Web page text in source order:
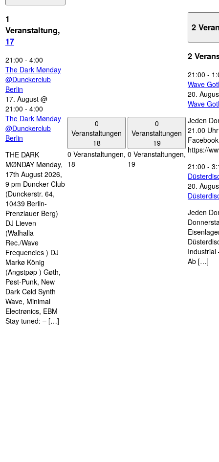
1
Veranstaltung,
17
21:00 - 4:00
The Dark Mønday
@Dunckerclub
Berlin
17. August @
21:00 - 4:00
The Dark Mønday
@Dunckerclub
Berlin
THE DARK
MØNDAY Mønday,
17th August 2026,
9 pm Duncker Club
(Dunckerstr. 64,
10439 Berlin-
Prenzlauer Berg)
DJ Lieven
(Walhalla
Rec./Wave
Frequencies ) DJ
Markø König
(Angstpøp ) Gøth,
Pøst-Punk, New
Dark Cøld Synth
Wave, Minimal
Electrønics, EBM
Stay tuned: – […]
0
Veranstaltungen
18
0 Veranstaltungen,
18
0
Veranstaltungen
19
0 Veranstaltungen,
19
2
2
21:00 -
Wave
20.
Wave
Jeden
21.00
https://
21:00 -
20.
Jeden
Industrial
Ab […]